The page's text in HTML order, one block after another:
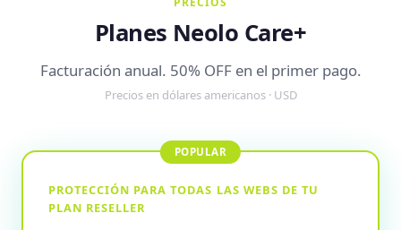
Planes Neolo Care+
Facturación anual. 50% OFF en el primer pago.
Precios en dólares americanos · USD
PROTECCIÓN PARA TODAS LAS WEBS DE TU
PLAN RESELLER